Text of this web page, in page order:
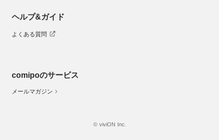
ヘルプ&ガイド
よくある質問
comipoのサービス
メールマガジン
© viviON Inc.